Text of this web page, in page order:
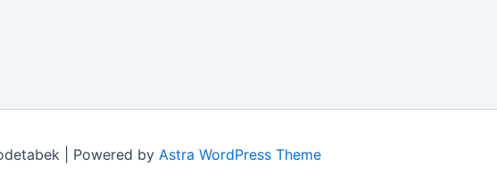
| Powered by Astra WordPress Theme